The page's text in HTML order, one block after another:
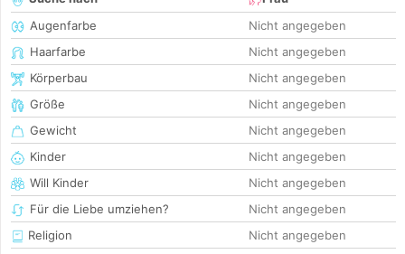
Augenfarbe
Nicht angegeben
Haarfarbe
Nicht angegeben
Körperbau
Nicht angegeben
Größe
Nicht angegeben
Gewicht
Nicht angegeben
Kinder
Nicht angegeben
Will Kinder
Nicht angegeben
Für die Liebe umziehen?
Nicht angegeben
Religion
Nicht angegeben